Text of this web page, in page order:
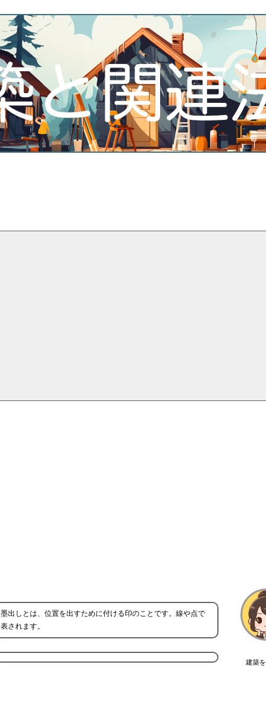
建築
墨出しとは、位置を出すために付ける印のことです。線や点で
表されます。